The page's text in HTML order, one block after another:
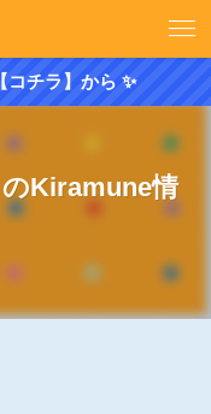
チラ】から ✨
のKiramune情